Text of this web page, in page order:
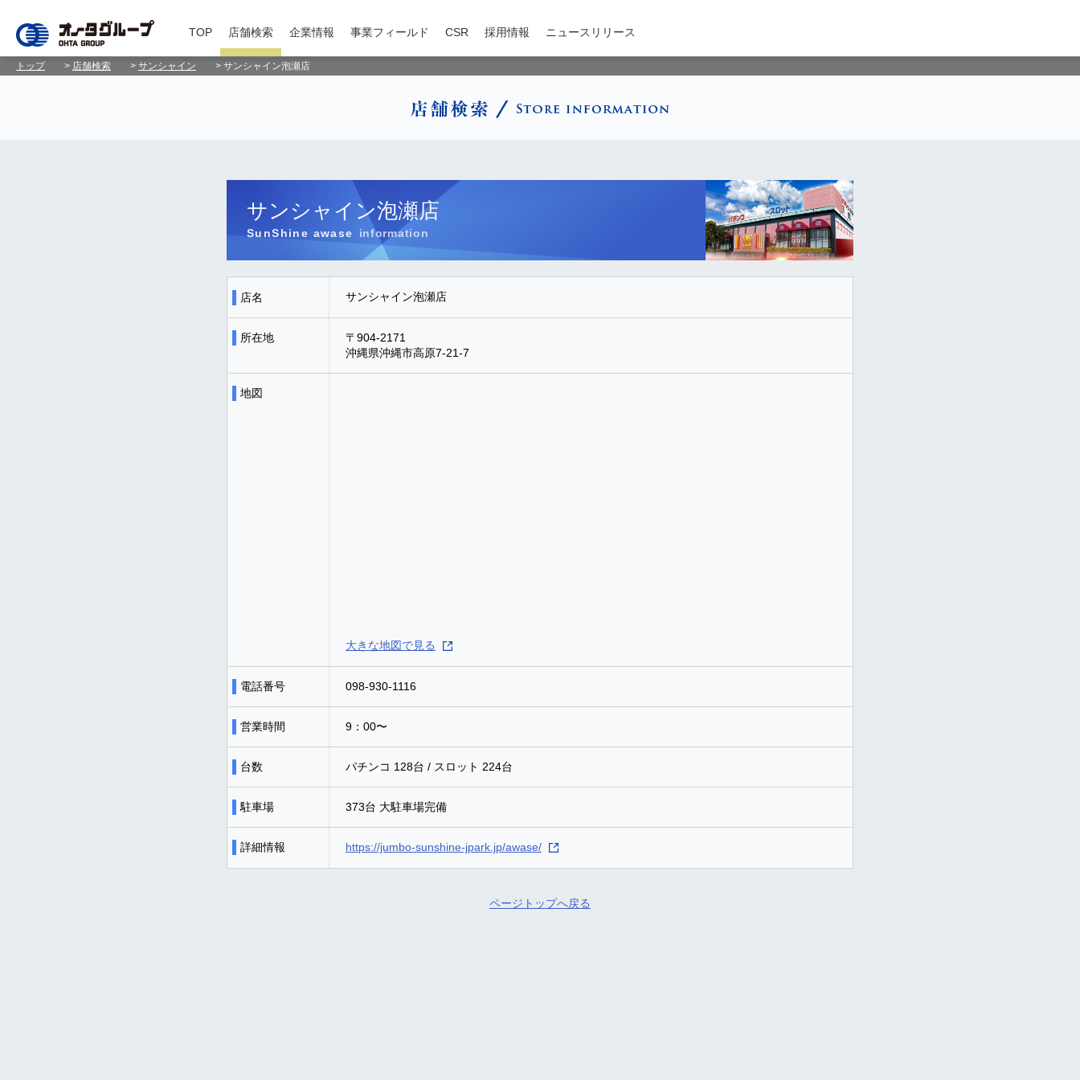
TOP 店舗検索 企業情報 事業フィールド CSR 採用情報 ニュースリリース
トップ> 店舗検索 > サンシャイン > サンシャイン泡瀬店
サンシャイン泡瀬店
SunShine awase
店名 サンシャイン泡瀬店
所在地
〒904-2171
沖縄県沖縄市高原7-21-7
地図
大きな地図で見る
電話番号 098-930-1116
営業時間 9：00〜
台数 パチンコ 128台 / スロット 224台
駐車場 373台 大駐車場完備
詳細情報 https://jumbo-sunshine-jpark.jp/awase/
ページトップへ戻る